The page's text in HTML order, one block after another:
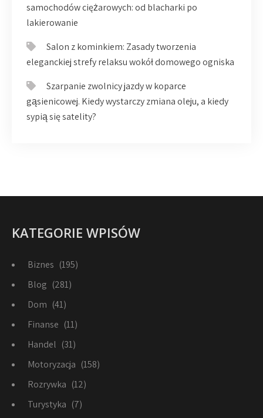
samochodów ciężarowych: od blacharki po
lakierowanie
Salon z kominkiem: Zasady tworzenia
eleganckiej strefy relaksu wokół domowego ogniska
Szarpanie zwolnicy jazdy w koparce
gąsienicowej. Kiedy wystarczy zmiana oleju, a kiedy
sypią się satelity?
KATEGORIE WPISÓW
Biznes (195)
Blog (281)
Dom (41)
Finanse (11)
Handel (31)
Motoryzacja (158)
Rozrywka (12)
Turystyka (7)